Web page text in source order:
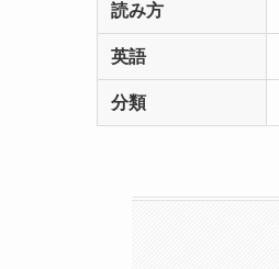
読み方
英語
分類